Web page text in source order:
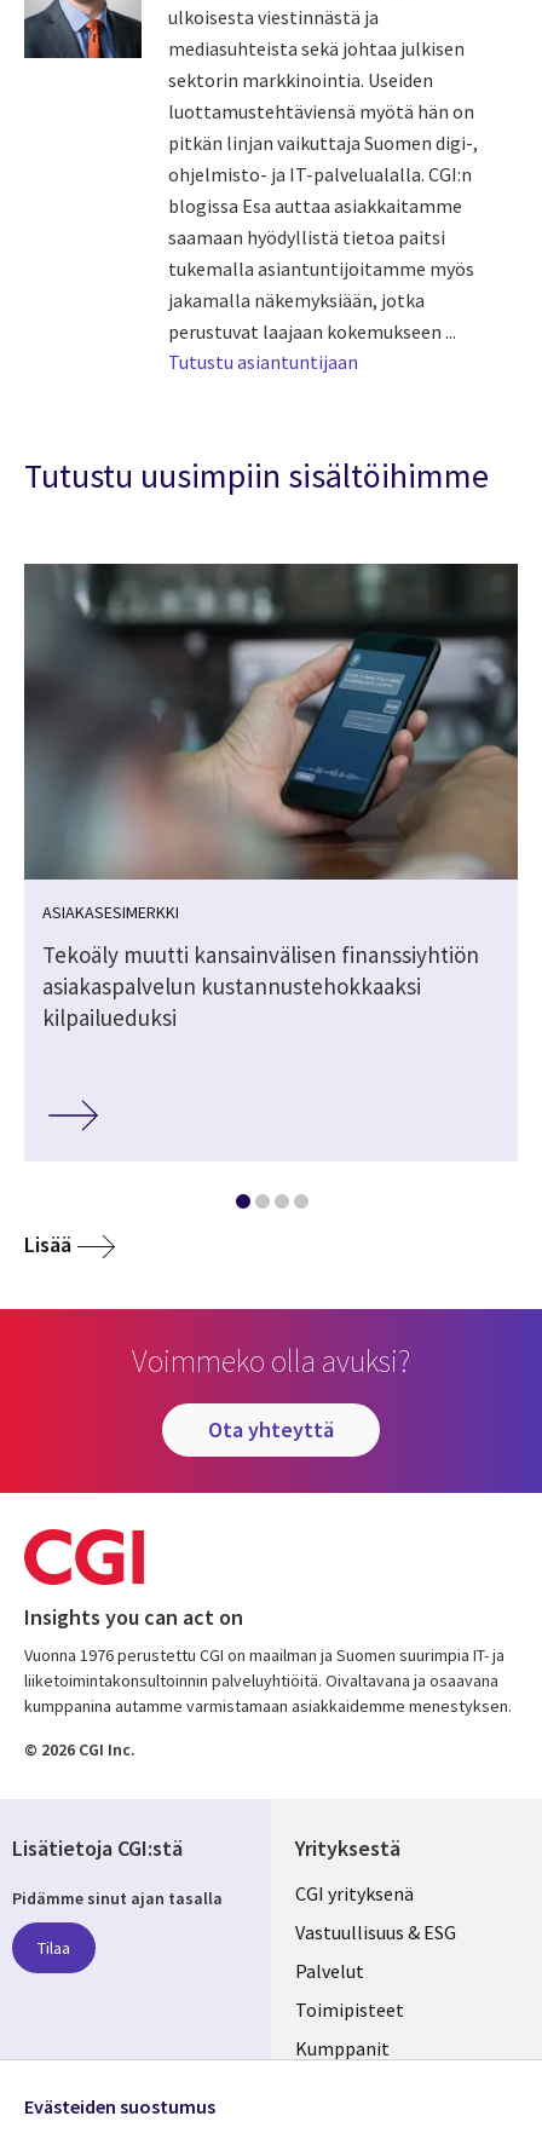
ulkoisesta viestinnästä ja
mediasuhteista sekä johtaa julkisen
sektorin markkinointia. Useiden
luottamustehtäviensä myötä hän on
pitkän linjan vaikuttaja Suomen digi-,
ohjelmisto- ja IT-palvelualalla. CGI:n
blogissa Esa auttaa asiakkaitamme
saamaan hyödyllistä tietoa paitsi
tukemalla asiantuntijoitamme myös
jakamalla näkemyksiään, jotka
perustuvat laajaan kokemukseen ...
Tutustu asiantuntijaan
Tutustu uusimpiin sisältöihimme
ASIAKASESIMERKKI
Tekoäly muutti kansainvälisen finanssiyhtiön
asiakaspalvelun kustannustehokkaaksi
kilpailueduksi
Lisää
Voimmeko olla avuksi?
ota yhteyttä
Insights you can act on
Vuonna 1976 perustettu CGI on maailman ja Suomen suurimpia IT- ja
liiketoimintakonsultoinnin palveluyhtiöitä. Oivaltavana ja osaavana
kumppanina autamme varmistamaan asiakkaidemme menestyksen.
© 2026 CGI Inc.
Yrityksestä
Useful
links
FINLAND
CGI yrityksenä
Vastuullisuus & ESG
Palvelut
Toimipisteet
Kumppanit
Lisätietoja CGI:stä
Pidämme sinut ajan tasalla
Tilaa
Evästeiden suostumus